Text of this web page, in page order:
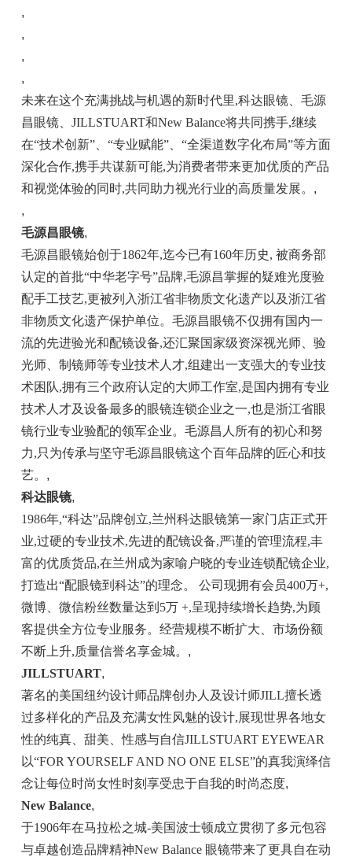
,
,
,
,
未来在这个充满挑战与机遇的新时代里,科达眼镜、毛源
昌眼镜、JILLSTUART和New Balance将共同携手,继续
在“技术创新”、“专业赋能”、“全渠道数字化布局”等方面
深化合作,携手共谋新可能,为消费者带来更加优质的产品
和视觉体验的同时,共同助力视光行业的高质量发展。 ,
,
毛源昌眼镜,
毛源昌眼镜始创于1862年,迄今已有160年历史, 被商务部
认定的首批“中华老字号”品牌,毛源昌掌握的疑难光度验
配手工技艺,更被列入浙江省非物质文化遗产以及浙江省
非物质文化遗产保护单位。毛源昌眼镜不仅拥有国内一
流的先进验光和配镜设备,还汇聚国家级资深视光师、验
光师、制镜师等专业技术人才,组建出一支强大的专业技
术困队,拥有三个政府认定的大师工作室,是国内拥有专业
技术人才及设备最多的眼镜连锁企业之一,也是浙江省眼
镜行业专业验配的领军企业。毛源昌人所有的初心和努
力,只为传承与坚守毛源昌眼镜这个百年品牌的匠心和技
艺。 ,
科达眼镜,
1986年,“科达”品牌创立,兰州科达眼镜第一家门店正式开
业,过硬的专业技术,先进的配镜设备,严谨的管理流程,丰
富的优质货品,在兰州成为家喻户晓的专业连锁配镜企业,
打造出“配眼镜到科达”的理念。 公司现拥有会员400万+,
微博、微信粉丝数量达到5万 +,呈现持续增长趋势,为顾
客提供全方位专业服务。经营规模不断扩大、市场份额
不断上升,质量信誉名享金城。 ,
JILLSTUART,
著名的美国纽约设计师品牌创办人及设计师JILL擅长透
过多样化的产品及充满女性风魅的设计,展现世界各地女
性的纯真、甜美、性感与自信JILLSTUART EYEWEAR
以“FOR YOURSELF AND NO ONE ELSE”的真我演绎信
念让每位时尚女性时刻享受忠于自我的时尚态度,
New Balance,
于1906年在马拉松之城-美国波士顿成立贯彻了多元包容
与卓越创造品牌精神New Balance 眼镜带来了更具自在动